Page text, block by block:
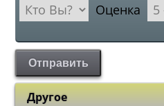
Оценка
Отправить
Другое